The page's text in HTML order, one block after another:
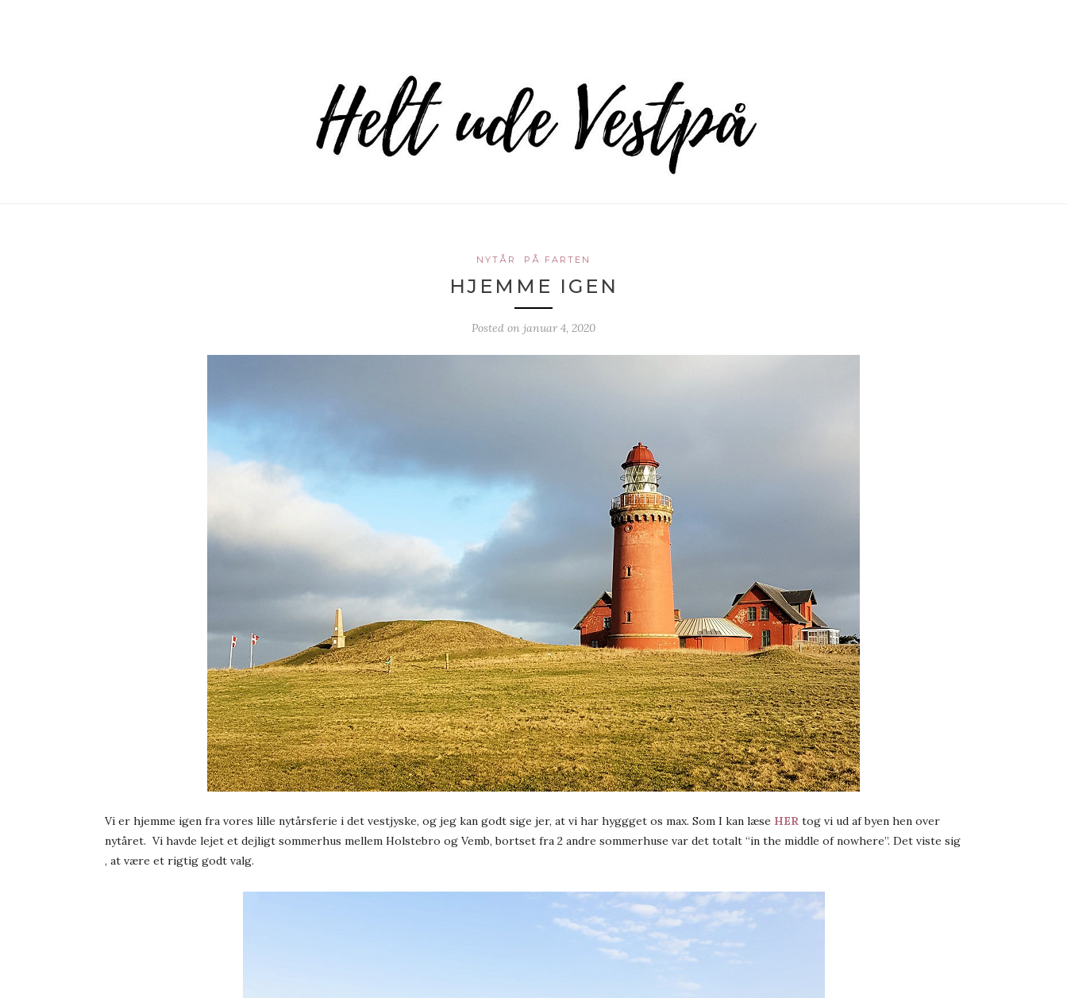
NYTÅR PÅ FARTEN
HJEMME IGEN
Posted on januar 4, 2020
Vi er hjemme igen fra vores lille nytårsferie i det vestjyske, og jeg kan godt sige jer, at vi har hyggget os max. Som I kan læse HER tog vi ud af byen hen over
nytåret. Vi havde lejet et dejligt sommerhus mellem Holstebro og Vemb, bortset fra 2 andre sommerhuse var det totalt “in the middle of nowhere”. Det viste sig
, at være et rigtig godt valg.